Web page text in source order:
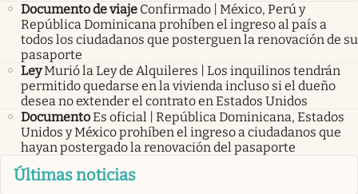
Documento de viaje Confirmado | México, Perú y
República Dominicana prohíben el ingreso al país a
todos los ciudadanos que posterguen la renovación de su
pasaporte
LeyMurió la Ley de Alquileres | Los inquilinos tendrán
permitido quedarse en la vivienda incluso si el dueño
desea no extender el contrato en Estados Unidos
DocumentoEs oficial | República Dominicana, Estados
Unidos y México prohíben el ingreso a ciudadanos que
hayan postergado la renovación del pasaporte
Últimas noticias